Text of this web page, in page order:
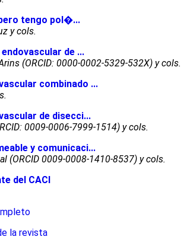
tengo pol�...
y cols.
de ...
(ORCID: 0000-0002-5329-532X) y cols.
combinado ...
de disecci...
0009-0006-7999-1514) y cols.
y comunicaci...
(ORCID 0009-0008-1410-8537) y cols.
del CACI
la revista